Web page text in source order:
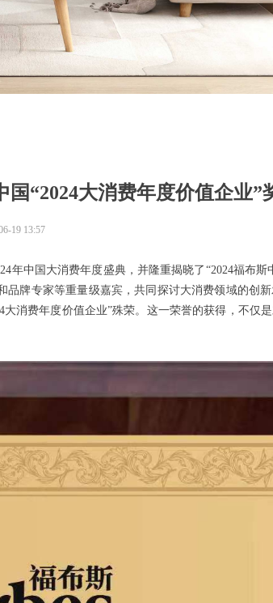
“2024大消费年度价值企业”
中国大消费年度盛典，并隆重揭晓了“2024福布
牌专家等重量级嘉宾，共同探讨大消费领域的创
消费年度价值企业”殊荣。这一荣誉的获得，不仅
19 13:57